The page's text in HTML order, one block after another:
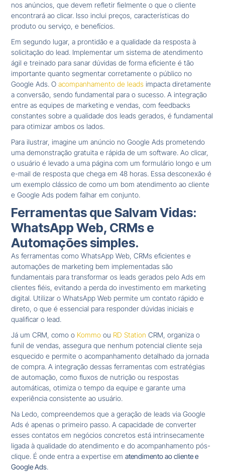
nos anúncios, que devem refletir fielmente o que o cliente
encontrará ao clicar. Isso inclui preços, características do
produto ou serviço, e benefícios.
Em segundo lugar, a prontidão e a qualidade da resposta à
solicitação do lead. Implementar um sistema de atendimento
ágil e treinado para sanar dúvidas de forma eficiente é tão
importante quanto segmentar corretamente o público no
Google Ads. Oacompanhamento de leads impacta diretamente
a conversão, sendo fundamental para o sucesso. A integração
entre as equipes de marketing e vendas, com feedbacks
constantes sobre a qualidade dos leads gerados, é fundamental
para otimizar ambos os lados.
Para ilustrar, imagine um anúncio no Google Ads prometendo
uma demonstração gratuita e rápida de um software. Ao clicar,
o usuário é levado a uma página com um formulário longo e um
e-mail de resposta que chega em 48 horas. Essa desconexão é
um exemplo clássico de como um bom atendimento ao cliente
e Google Ads podem falhar em conjunto.
Ferramentas que Salvam Vidas:
WhatsApp Web, CRMs e
Automações simples.
As ferramentas como WhatsApp Web, CRMs eficientes e
automações de marketing bem implementadas são
fundamentais para transformar os leads gerados pelo Ads em
clientes fiéis, evitando a perda do investimento em marketing
digital. Utilizar o WhatsApp Web permite um contato rápido e
direto, o que é essencial para responder dúvidas iniciais e
qualificar o lead.
Já um CRM, como o Kommoou RD StationCRM, organiza o
funil de vendas, assegura que nenhum potencial cliente seja
esquecido e permite o acompanhamento detalhado da jornada
de compra. A integração dessas ferramentas com estratégias
de automação, como fluxos de nutrição ou respostas
automáticas, otimiza o tempo da equipe e garante uma
experiência consistente ao usuário.
Na Ledo, compreendemos que a geração de leads via Google
Ads é apenas o primeiro passo. A capacidade de converter
esses contatos em negócios concretos está intrinsecamente
ligada à qualidade do atendimento e do acompanhamento pós-
clique. É onde entra a expertise ematendimento ao cliente e
Google Ads.